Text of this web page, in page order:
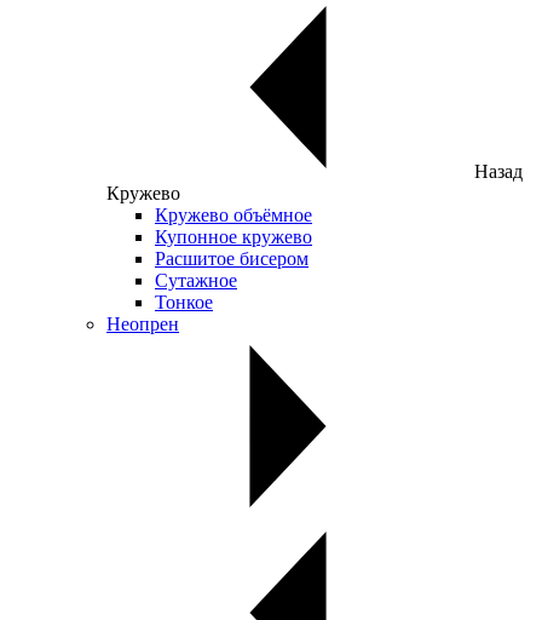
Назад
Кружево
Кружево объёмное
Купонное кружево
Расшитое бисером
Сутажное
Тонкое
Неопрен